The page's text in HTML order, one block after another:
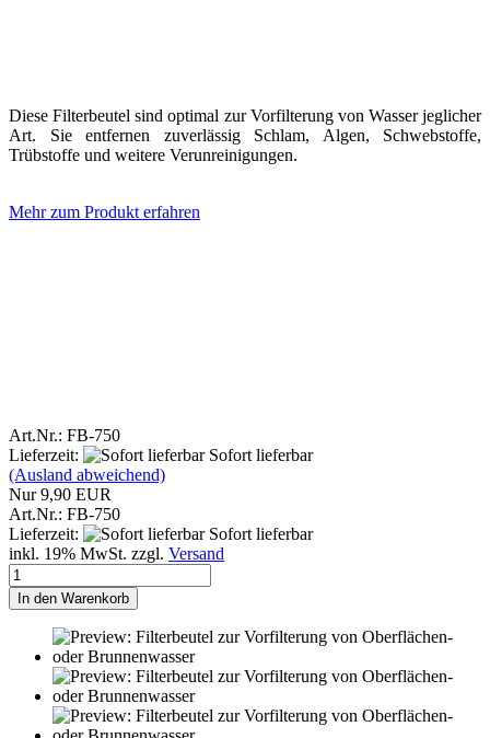
Diese Filterbeutel sind optimal zur Vorfilterung von Wasser jeglicher
Art. Sie entfernen zuverlässig Schlam, Algen, Schwebstoffe,
Trübstoffe und weitere Verunreinigungen.
Mehr zum Produkt erfahren
Art.Nr.: FB-750
Lieferzeit:
Sofort lieferbar
(Ausland abweichend)
Nur 9,90 EUR
Art.Nr.: FB-750
Lieferzeit:
Sofort lieferbar
inkl. 19% MwSt. zzgl. Versand
In den Warenkorb